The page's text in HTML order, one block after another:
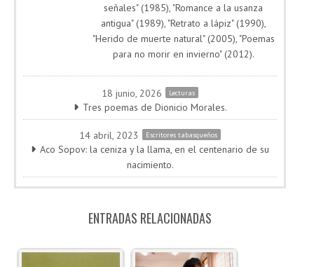
señales" (1985), "Romance a la usanza
antigua" (1989), "Retrato a lápiz" (1990),
"Herido de muerte natural" (2005), "Poemas
para no morir en invierno" (2012).
18 junio, 2026 Lecturas
Tres poemas de Dionicio Morales.
14 abril, 2023 Escritores tabasqueños
Aco Sopov: la ceniza y la llama, en el centenario de su
nacimiento.
ENTRADAS RELACIONADAS